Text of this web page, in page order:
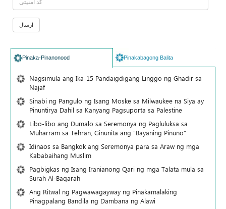
Pinaka-Pinanonood Pinakabagong Balita
Nagsimula ang Ika-15 Pandaigdigang Linggo ng Ghadir sa
Najaf
Sinabi ng Pangulo ng Isang Moske sa Milwaukee na Siya ay
Pinuntirya Dahil sa Kanyang Pagsuporta sa Palestine
Libo-libo ang Dumalo sa Seremonya ng Pagluluksa sa
Muharram sa Tehran, Ginunita ang “Bayaning Pinuno”
Idinaos sa Bangkok ang Seremonya para sa Araw ng mga
Kababaihang Muslim
Pagbigkas ng Isang Iranianong Qari ng mga Talata mula sa
Surah Al-Baqarah
Ang Ritwal ng Pagwawagayway ng Pinakamalaking
Pinagpalang Bandila ng Dambana ng Alawi